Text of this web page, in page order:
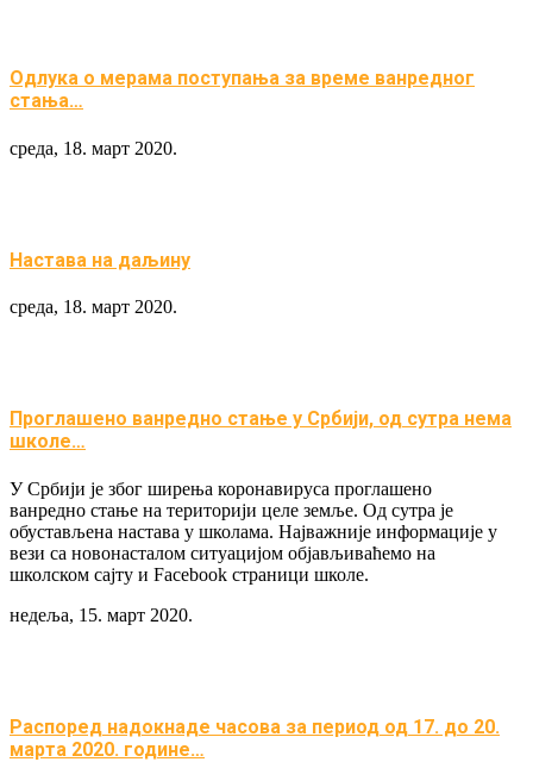
Одлука о мерама поступања за време ванредног
стања…
среда, 18. март 2020.
Настава на даљину
среда, 18. март 2020.
Проглашено ванредно стање у Србији, од сутра нема
школе…
У Србији је због ширења коронавируса проглашено
ванредно стање на територији целе земље. Од сутра је
обустављена настава у школама. Најважније информације у
вези са новонасталом ситуацијом објављиваћемо на
школском сајту и Facebook страници школе.
недеља, 15. март 2020.
Распоред надокнаде часова за период од 17. до 20.
марта 2020. године…